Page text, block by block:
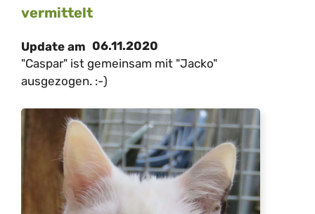
vermittelt
Update am 06.11.2020
"Caspar" ist gemeinsam mit "Jacko"
ausgezogen. :-)